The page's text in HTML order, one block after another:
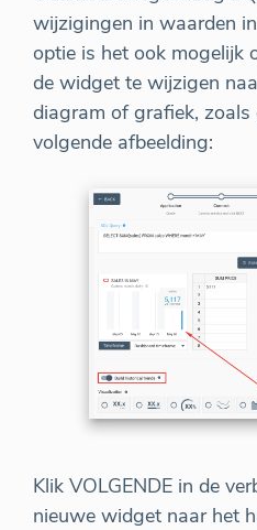
wijzigingen in waarden
optie is het ook mogelijk
de widget te wijzigen
diagram of grafiek,
volgende afbeelding:
Klik VOLGENDE in de
nieuwe widget naar het